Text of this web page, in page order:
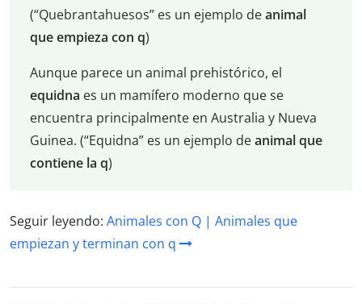
(“Quebrantahuesos” es un ejemplo deanimal
que empieza con q)
Aunque parece un animal prehistórico, el
equidna es un mamífero moderno que se
encuentra principalmente en Australia y Nueva
Guinea. (“Equidna” es un ejemplo deanimal que
contiene la q)
Seguir leyendo: Animales con Q | Animales que
empiezan y terminan con q